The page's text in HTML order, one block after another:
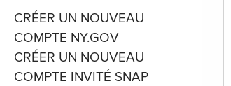
CRÉER UN NOUVEAU
COMPTE NY.GOV
CRÉER UN NOUVEAU
COMPTE INVITÉ SNAP